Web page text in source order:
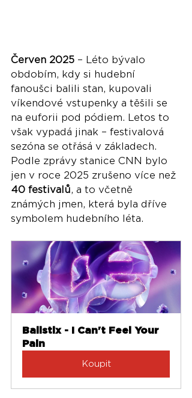
Červen 2025 – Léto bývalo
obdobím, kdy si hudební
fanoušci balili stan, kupovali
víkendové vstupenky a těšili se
na euforii pod pódiem. Letos to
však vypadá jinak – festivalová
sezóna se otřásá v základech.
Podle zprávy stanice CNN bylo
jen v roce 2025 zrušeno více než
40 festivalů, a to včetně
známých jmen, která byla dříve
symbolem hudebního léta.
Balistix - I Can't Feel Your
Pain
Koupit